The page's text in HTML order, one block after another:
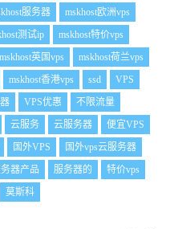
服务器
mskhost欧洲vps
测试ip
mskhost特价vps
mskhost英国vps
mskhost荷兰vps
mskhost香港vps ssd
VPS
VPS优惠
不限流量
云服务 云服务器
便宜VPS
国外VPS
国外vps云服务器
器产品 服务器的
特价vps
莫斯科